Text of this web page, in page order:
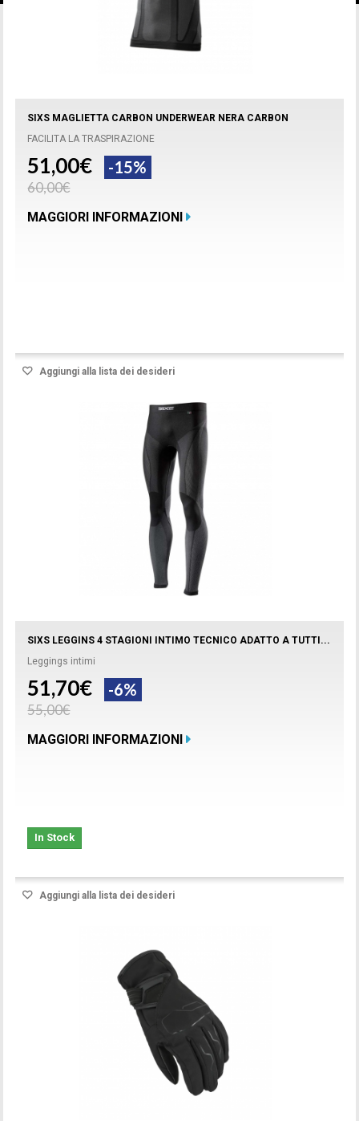
SIXS MAGLIETTA CARBON UNDERWEAR NERA CARBON
FACILITA LA TRASPIRAZIONE
51,00€ -15%
60,00€
MAGGIORI INFORMAZIONI
Aggiungi alla lista dei desideri
SIXS LEGGINS 4 STAGIONI INTIMO TECNICO ADATTO A TUTTI...
Leggings intimi
51,70€ -6%
55,00€
MAGGIORI INFORMAZIONI
In Stock
Aggiungi alla lista dei desideri